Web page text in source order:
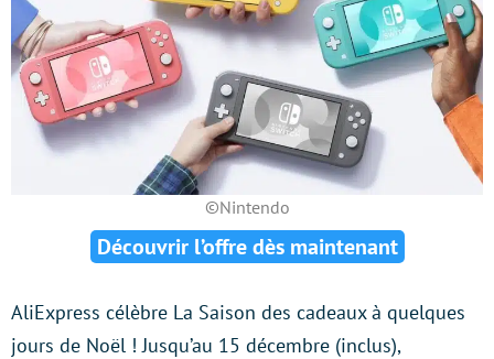
©Nintendo
Découvrir l’offre dès maintenant
AliExpress célèbre La Saison des cadeaux à quelques
jours de Noël ! Jusqu’au 15 décembre (inclus),